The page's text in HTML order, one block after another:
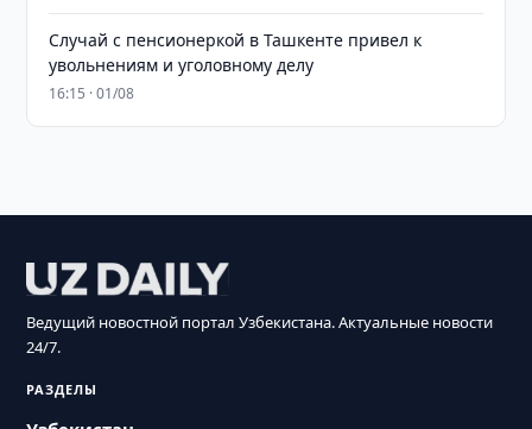
Случай с пенсионеркой в Ташкенте привел к
увольнениям и уголовному делу
16:15 · 01/08
Ведущий новостной портал Узбекистана. Актуальные новости
24/7.
РАЗДЕЛЫ